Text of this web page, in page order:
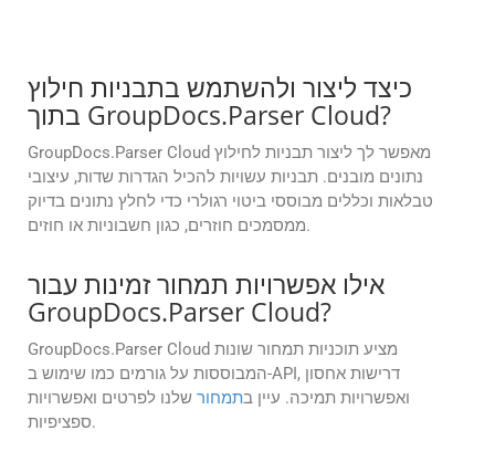
כיצד ליצור ולהשתמש בתבניות חילוץ
בתוך GroupDocs.Parser Cloud?
GroupDocs.Parser Cloud מאפשר לך ליצור תבניות לחילוץ
נתונים מובנים. תבניות עשויות להכיל הגדרות שדות, עיצובי
טבלאות וכללים מבוססי ביטוי רגולרי כדי לחלץ נתונים בדיוק
ממסמכים חוזרים, כגון חשבוניות או חוזים.
אילו אפשרויות תמחור זמינות עבור
GroupDocs.Parser Cloud?
GroupDocs.Parser Cloud מציע תוכניות תמחור שונות
המבוססות על גורמים כמו שימוש ב-API, דרישות אחסון
ואפשרויות תמיכה. עיין בתמחור שלנו לפרטים ואפשרויות
ספציפיות.